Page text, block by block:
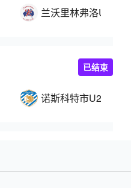
兰沃里林弗洛U23
诺斯科特市U23
已结束